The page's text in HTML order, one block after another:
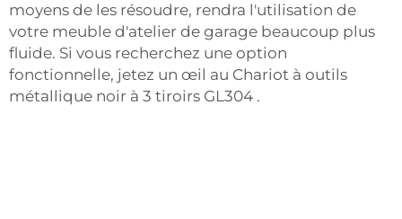
moyens de les résoudre, rendra l'utilisation de
votre meuble d'atelier de garage beaucoup plus
fluide. Si vous recherchez une option
fonctionnelle, jetez un œil au Chariot à outils
métallique noir à 3 tiroirs GL304 .